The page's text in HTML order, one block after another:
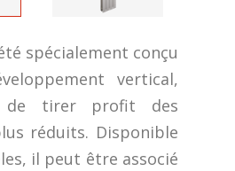
spécialement conçu
vertical,
de tirer profit des
réduits. Disponible
il peut être associé